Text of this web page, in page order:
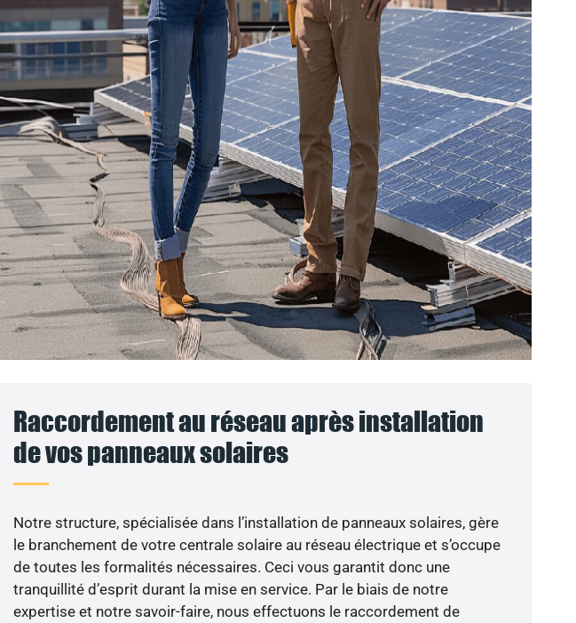
Raccordement au réseau après installation
de vos panneaux solaires
Notre structure, spécialisée dans l’installation de panneaux solaires, gère
le branchement de votre centrale solaire au réseau électrique et s’occupe
de toutes les formalités nécessaires. Ceci vous garantit donc une
tranquillité d’esprit durant la mise en service. Par le biais de notre
expertise et notre savoir-faire, nous effectuons le raccordement de